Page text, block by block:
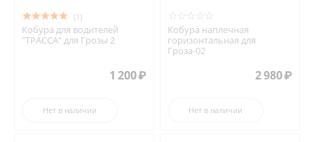
(1)
Кобура для водителей
"ТРАССА" для Грозы 2
1 200₽
Нет в наличии
Кобура наплечная
горизонтальная для
Гроза-02
2 980₽
Нет в наличии